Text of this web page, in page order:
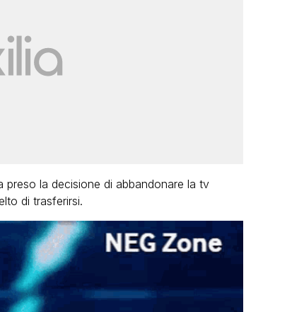
la decisione di abbandonare la tv
di trasferirsi.